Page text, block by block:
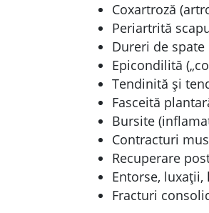
Coxartroză
Periartrită
Dureri de
Epicondilită
Tendinită și
Fasceită
Bursite
Contracturi
Recuperare
Entorse,
Fracturi